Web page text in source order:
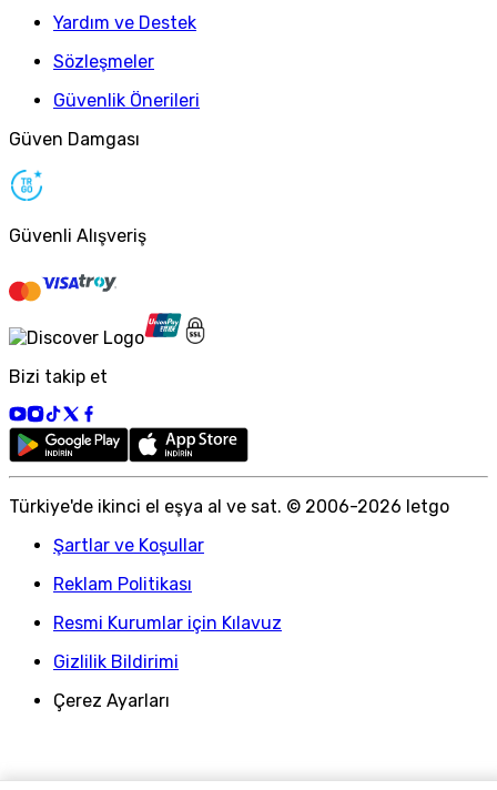
Yardım ve Destek
Sözleşmeler
Güvenlik Önerileri
Güven Damgası
Güvenli Alışveriş
Bizi takip et
Türkiye'de ikinci el eşya al ve sat. © 2006-2026 letgo
Şartlar ve Koşullar
Reklam Politikası
Resmi Kurumlar için Kılavuz
Gizlilik Bildirimi
Çerez Ayarları